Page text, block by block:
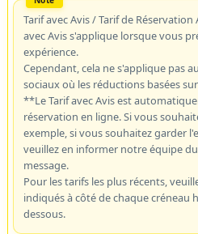
Tarif avec Avis / Tarif de
avec Avis s'applique lorsque vous
expérience.
Cependant, cela ne s'applique pas
sociaux où les réductions basées
**Le Tarif avec Avis est
réservation en ligne. Si vous
exemple, si vous souhaitez garder
veuillez en informer notre équipe
message.
Pour les tarifs les plus récents,
indiqués à côté de chaque créneau
dessous.